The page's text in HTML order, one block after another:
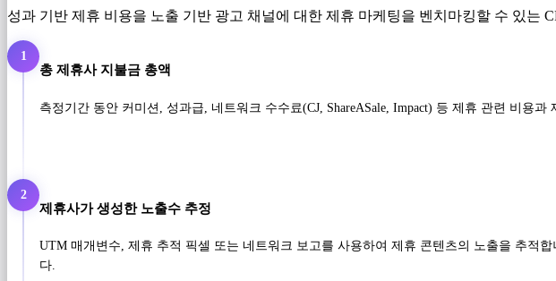
성과 기반 제휴 비용을 노출 기반 광고 채널에 대한 제휴 마케팅을 벤치마킹할 수 있는
1
총 제휴사 지불금 총액
측정기간 동안 커미션, 성과급, 네트워크 수수료(CJ, ShareASale, Impact) 등 제휴 관련 비용과
2
제휴사가 생성한 노출수 추정
UTM 매개변수, 제휴 추적 픽셀 또는 네트워크 보고를 사용하여 제휴 콘텐츠의 노출을 추적
다.